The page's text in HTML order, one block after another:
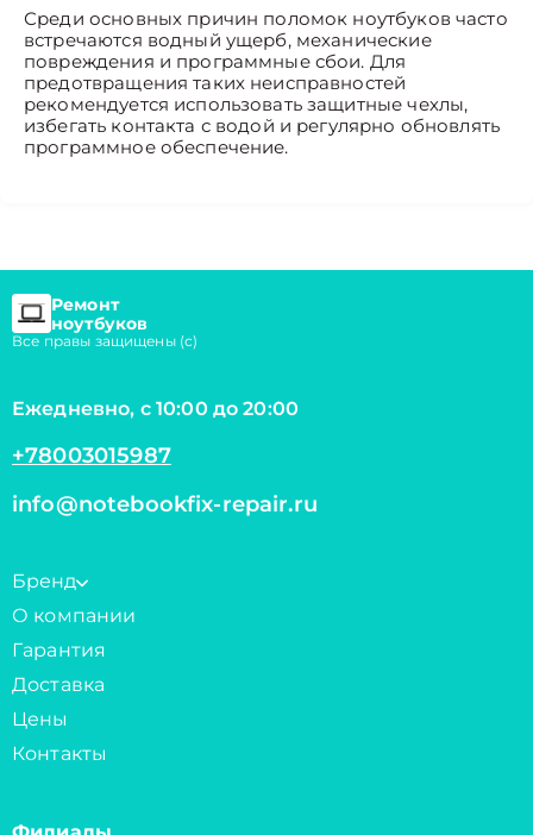
Среди основных причин поломок ноутбуков часто
встречаются водный ущерб, механические
повреждения и программные сбои. Для
предотвращения таких неисправностей
рекомендуется использовать защитные чехлы,
избегать контакта с водой и регулярно обновлять
программное обеспечение.
Ремонт
ноутбуков
Все правы защищены (с)
Ежедневно, с 10:00 до 20:00
+78003015987
info@notebookfix-repair.ru
Бренд
О компании
Гарантия
Доставка
Цены
Контакты